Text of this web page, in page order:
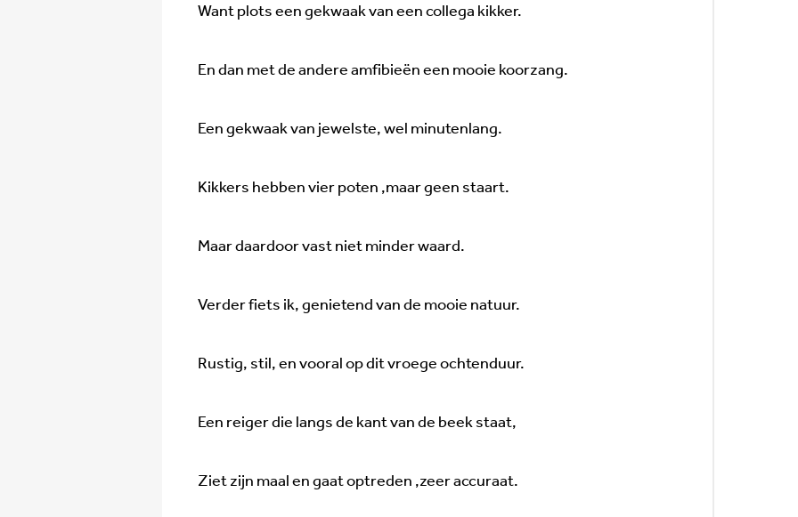
Want plots een gekwaak van een collega kikker.
En dan met de andere amfibieën een mooie koorzang.
Een gekwaak van jewelste, wel minutenlang.
Kikkers hebben vier poten ,maar geen staart.
Maar daardoor vast niet minder waard.
Verder fiets ik, genietend van de mooie natuur.
Rustig, stil, en vooral op dit vroege ochtenduur.
Een reiger die langs de kant van de beek staat,
Ziet zijn maal en gaat optreden ,zeer accuraat.